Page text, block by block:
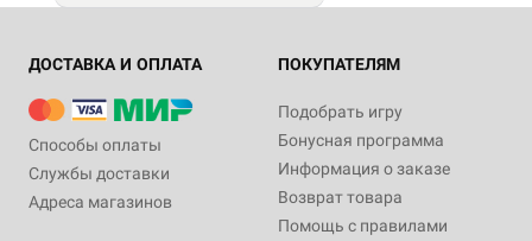
ДОСТАВКА И ОПЛАТА
Способы оплаты
Службы доставки
Адреса магазинов
ПОКУПАТЕЛЯМ
Подобрать игру
Бонусная программа
Информация о заказе
Возврат товара
Помощь с правилами